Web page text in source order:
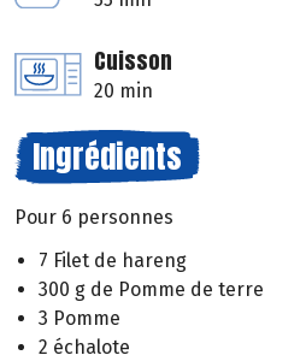
Cuisson
20 min
Ingrédients
Pour 6 personnes
7 Filet de hareng
300 g de Pomme de terre
3 Pomme
2 échalote